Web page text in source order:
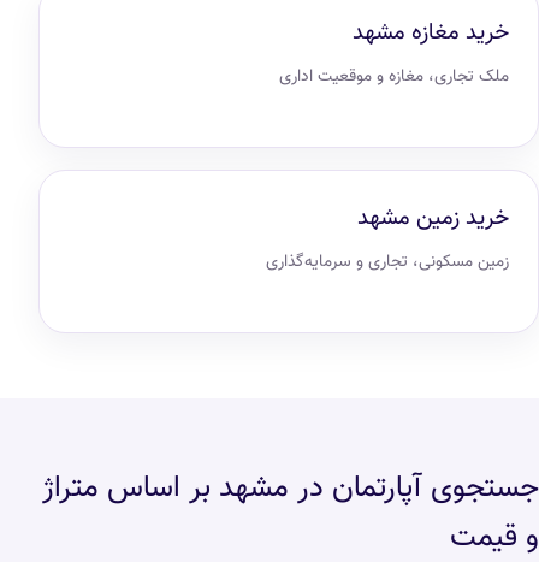
خرید مغازه مشهد
ملک تجاری، مغازه و موقعیت اداری
خرید زمین مشهد
زمین مسکونی، تجاری و سرمایه‌گذاری
جستجوی آپارتمان در مشهد بر اساس متراژ
و قیمت